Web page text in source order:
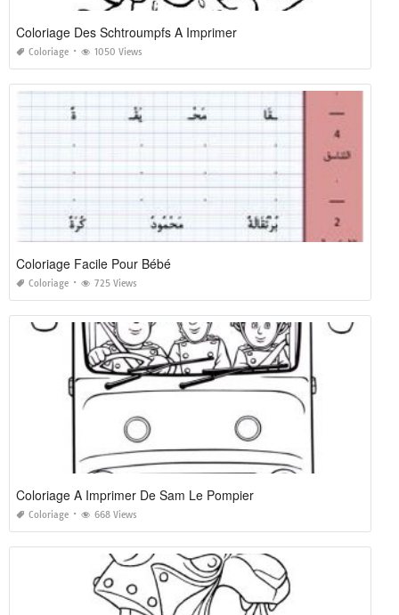
Coloriage Des Schtroumpfs A Imprimer
Coloriage 1050 Views
Coloriage Facile Pour Bébé
Coloriage 725 Views
Coloriage A Imprimer De Sam Le Pompier
Coloriage 668 Views